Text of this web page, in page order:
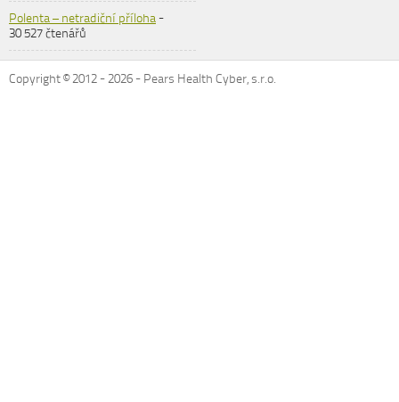
Polenta – netradiční příloha-
30 527 čtenářů
Copyright © 2012 -2026 - Pears Health Cyber, s.r.o.